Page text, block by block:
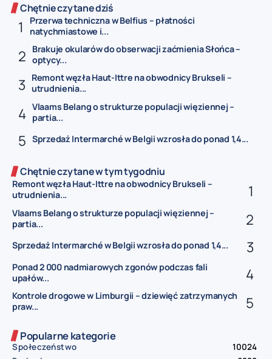
Chętnie czytane dziś
Przerwa techniczna w Belfius – płatności
natychmiastowe i...
Brakuje okularów do obserwacji zaćmienia Słońca –
optycy...
Remont węzła Haut-Ittre na obwodnicy Brukseli –
utrudnienia...
Vlaams Belang o strukturze populacji więziennej –
partia...
Sprzedaż Intermarché w Belgii wzrosła do ponad 1,4...
Chętnie czytane w tym tygodniu
Remont węzła Haut-Ittre na obwodnicy Brukseli –
utrudnienia...
Vlaams Belang o strukturze populacji więziennej –
partia...
Sprzedaż Intermarché w Belgii wzrosła do ponad 1,4...
Ponad 2 000 nadmiarowych zgonów podczas fali
upałów...
Kontrole drogowe w Limburgii – dziewięć zatrzymanych
praw...
Popularne kategorie
Społeczeństwo
10024